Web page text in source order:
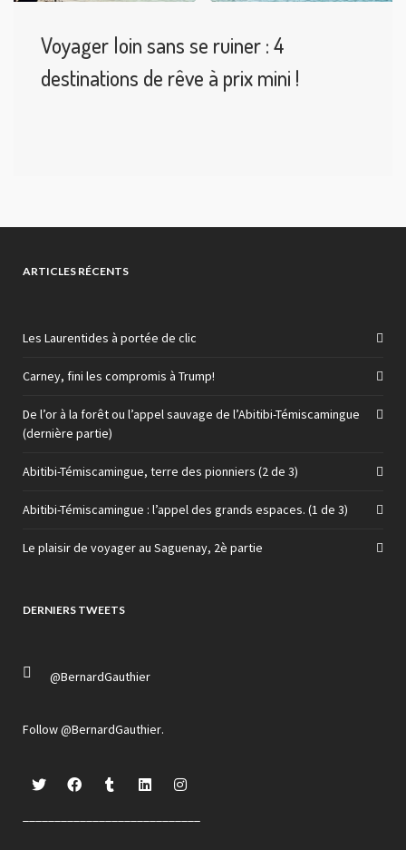
Voyager loin sans se ruiner : 4
destinations de rêve à prix mini !
ARTICLES RÉCENTS
Les Laurentides à portée de clic
Carney, fini les compromis à Trump!
De l’or à la forêt ou l’appel sauvage de l’Abitibi-Témiscamingue
(dernière partie)
Abitibi-Témiscamingue, terre des pionniers (2 de 3)
Abitibi-Témiscamingue : l’appel des grands espaces. (1 de 3)
Le plaisir de voyager au Saguenay, 2è partie
DERNIERS TWEETS
@BernardGauthier
Follow@BernardGauthier.